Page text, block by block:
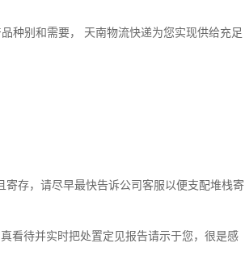
种别和需要， 天南物流快递为您实现供给充足
存，请尽早最快告诉公司客服以便支配堆栈寄
看待并实时把处置定见报告请示于您，很是感